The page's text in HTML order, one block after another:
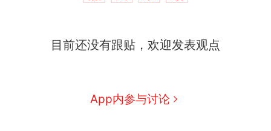
目前还没有跟贴，欢迎发表观点
App内参与讨论
全部作废，公平么？
国大使骑行绕了几乎整个国境
搬家报价570元，搬到楼下交